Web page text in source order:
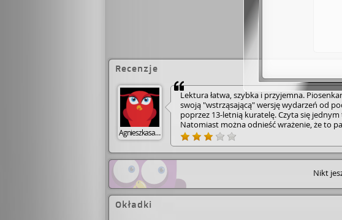
Recenzje
Agnieszkasaracyn
Lektura łatwa, szybka i przyjemna.
swoją "wstrząsającą" wersję wydarzeń od
poprzez 13-letnią kuratelę. Czyta się
Natomiast można odnieść wrażenie, że to
nastolatki, a nie wyznania 40-letniej kobiety.
Nikt
Okładki